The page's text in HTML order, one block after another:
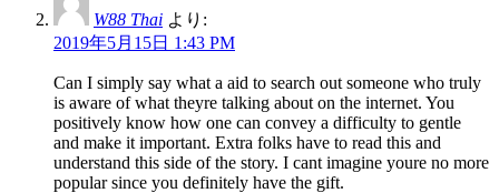
W88 Thai より:
2019年5月15日 1:43 PM
Can I simply say what a aid to search out someone who truly
is aware of what theyre talking about on the internet. You
positively know how one can convey a difficulty to gentle
and make it important. Extra folks have to read this and
understand this side of the story. I cant imagine youre no more
popular since you definitely have the gift.